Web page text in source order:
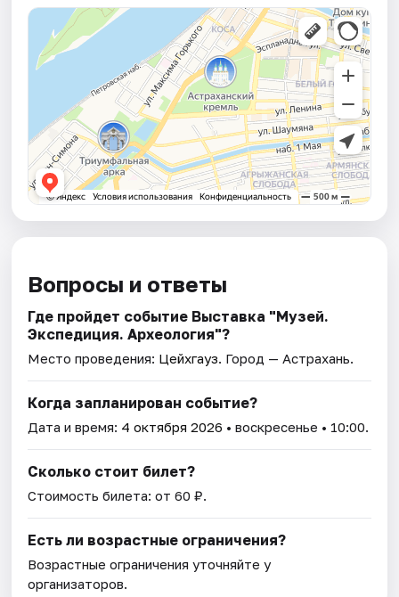
Вопросы и ответы
Где пройдет событие Выставка "Музей.
Экспедиция. Археология"?
Место проведения: Цейхгауз. Город — Астрахань.
Когда запланирован событие?
Дата и время: 4 октября 2026 • воскресенье • 10:00.
Сколько стоит билет?
Стоимость билета: от 60 ₽.
Есть ли возрастные ограничения?
Возрастные ограничения уточняйте у
организаторов.